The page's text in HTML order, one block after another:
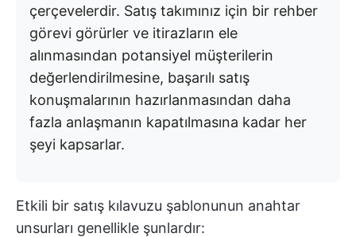
çerçevelerdir. Satış takımınız için bir rehber
görevi görürler ve itirazların ele
alınmasından potansiyel müşterilerin
değerlendirilmesine, başarılı satış
konuşmalarının hazırlanmasından daha
fazla anlaşmanın kapatılmasına kadar her
şeyi kapsarlar.
Etkili bir satış kılavuzu şablonunun anahtar
unsurları genellikle şunlardır: